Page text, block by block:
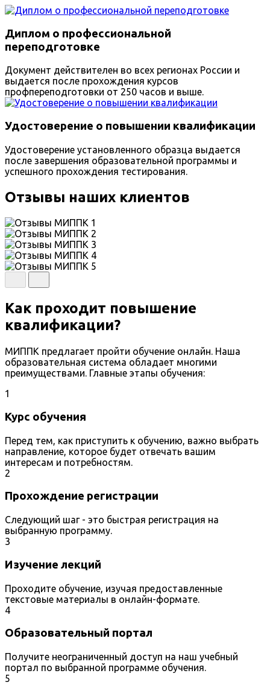
Диплом о профессиональной
переподготовке
Документ действителен во всех регионах России и
выдается после прохождения курсов
профпереподготовки от 250 часов и выше.
Удостоверение о повышении квалификации
Удостоверение установленного образца выдается
после завершения образовательной программы и
успешного прохождения тестирования.
Отзывы наших клиентов
Как проходит повышение
квалификации?
МИППК предлагает пройти обучение онлайн. Наша
образовательная система обладает многими
преимуществами. Главные этапы обучения:
1
Курс обучения
Перед тем, как приступить к обучению, важно выбрать
направление, которое будет отвечать вашим
интересам и потребностям.
2
Прохождение регистрации
Следующий шаг - это быстрая регистрация на
выбранную программу.
3
Изучение лекций
Проходите обучение, изучая предоставленные
текстовые материалы в онлайн-формате.
4
Образовательный портал
Получите неограниченный доступ на наш учебный
портал по выбранной программе обучения.
5